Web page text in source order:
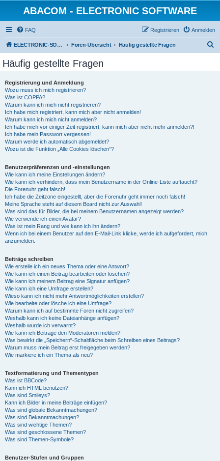
ABACOM - ELECTRONIC SOFTWARE
FAQ Anmelden
Registrieren
ELECTRONIC-SOFWARE-SHOP Foren-Übersicht Häufig gestellte Fragen
Häufig gestellte Fragen
Registrierung und Anmeldung
Wozu muss ich mich registrieren?
Was ist COPPA?
Warum kann ich mich nicht registrieren?
Ich habe mich registriert, kann mich aber nicht anmelden!
Warum kann ich mich nicht anmelden?
Ich habe mich vor einiger Zeit registriert, kann mich aber nicht mehr anmelden?!
Ich habe mein Passwort vergessen!
Warum werde ich automatisch abgemeldet?
Wozu ist die Funktion „Alle Cookies löschen“?
Benutzerpräferenzen und -einstellungen
Wie kann ich meine Einstellungen ändern?
Wie kann ich verhindern, dass mein Benutzername in der Online-Liste auftaucht?
Die Forenuhr geht falsch!
Ich habe die Zeitzone eingestellt, aber die Forenuhr geht immer noch falsch!
Meine Sprache steht auf diesem Board nicht zur Auswahl!
Was sind das für Bilder, die bei meinem Benutzernamen angezeigt werden?
Wie verwende ich einen Avatar?
Was ist mein Rang und wie kann ich ihn ändern?
Wenn ich bei einem Benutzer auf den E-Mail-Link klicke, werde ich aufgefordert, mich
anzumelden.
Beiträge schreiben
Wie erstelle ich ein neues Thema oder eine Antwort?
Wie kann ich einen Beitrag bearbeiten oder löschen?
Wie kann ich meinem Beitrag eine Signatur anfügen?
Wie kann ich eine Umfrage erstellen?
Wieso kann ich nicht mehr Antwortmöglichkeiten erstellen?
Wie bearbeite oder lösche ich eine Umfrage?
Warum kann ich auf bestimmte Foren nicht zugreifen?
Weshalb kann ich keine Dateianhänge anfügen?
Weshalb wurde ich verwarnt?
Wie kann ich Beiträge den Moderatoren melden?
Was bewirkt die „Speichern“-Schaltfläche beim Schreiben eines Beitrags?
Warum muss mein Beitrag erst freigegeben werden?
Wie markiere ich ein Thema als neu?
Textformatierung und Thementypen
Was ist BBCode?
Kann ich HTML benutzen?
Was sind Smileys?
Kann ich Bilder in meine Beiträge einfügen?
Was sind globale Bekanntmachungen?
Was sind Bekanntmachungen?
Was sind wichtige Themen?
Was sind geschlossene Themen?
Was sind Themen-Symbole?
Benutzer-Stufen und Gruppen